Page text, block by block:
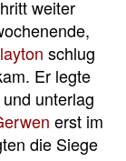
weiter
schlug
Er legte
unterlag
erst im
die Siege